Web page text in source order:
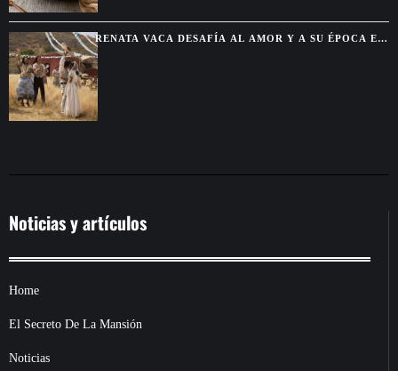
RENATA VACA DESAFÍA AL AMOR Y A SU ÉPOCA EN
LA NUEVA SERIE DE NETFLIX
Noticias y artículos
Home
El Secreto De La Mansión
Noticias